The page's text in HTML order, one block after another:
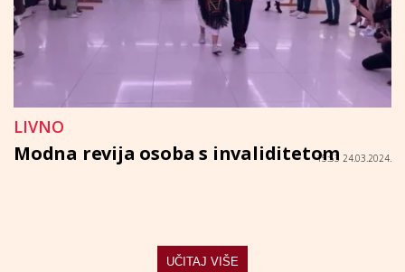
LIVNO
Modna revija osoba s invaliditetom15:53 24.03.2024.
UČITAJ VIŠE